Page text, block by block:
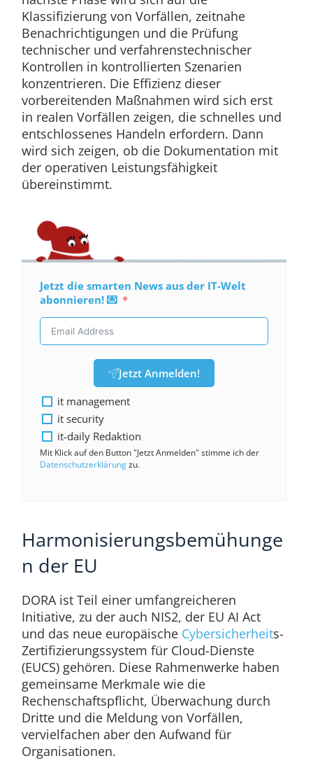
Klassifizierung von Vorfällen, zeitnahe
Benachrichtigungen und die Prüfung
technischer und verfahrenstechnischer
Kontrollen in kontrollierten Szenarien
konzentrieren. Die Effizienz dieser
vorbereitenden Maßnahmen wird sich erst
in realen Vorfällen zeigen, die schnelles und
entschlossenes Handeln erfordern. Dann
wird sich zeigen, ob die Dokumentation mit
der operativen Leistungsfähigkeit
übereinstimmt.
Jetzt die smarten News aus der IT-Welt
abonnieren! 💌
Jetzt Anmelden!
it management
it security
it-daily Redaktion
Mit Klick auf den Button "Jetzt Anmelden" stimme ich der
Datenschutzerklärungzu.
Harmonisierungsbemühunge
n der EU
DORA ist Teil einer umfangreicheren
Initiative, zu der auch NIS2, der EU AI Act
und das neue europäische Cybersicherheits-
Zertifizierungssystem für Cloud-Dienste
(EUCS) gehören. Diese Rahmenwerke haben
gemeinsame Merkmale wie die
Rechenschaftspflicht, Überwachung durch
Dritte und die Meldung von Vorfällen,
vervielfachen aber den Aufwand für
Organisationen.